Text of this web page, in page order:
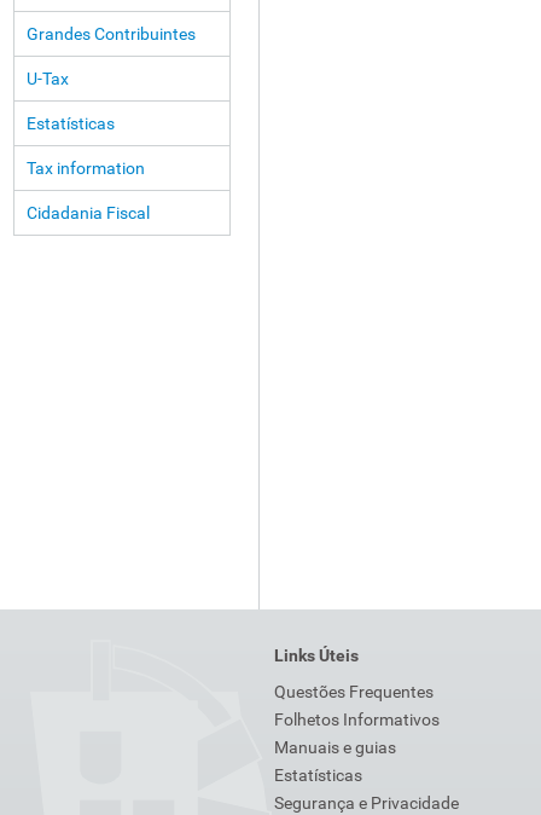
Grandes Contribuintes
U-Tax
Estatísticas
Tax information
Cidadania Fiscal
Links Úteis
Questões Frequentes
Folhetos Informativos
Manuais e guias
Estatísticas
Segurança e Privacidade